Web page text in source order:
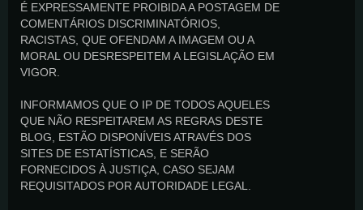
É EXPRESSAMENTE PROIBIDA A POSTAGEM DE
COMENTÁRIOS DISCRIMINATÓRIOS,
RACISTAS, QUE OFENDAM A IMAGEM OU A
MORAL OU DESRESPEITEM A LEGISLAÇÃO EM
VIGOR.
INFORMAMOS QUE O IP DE TODOS AQUELES
QUE NÃO RESPEITAREM AS REGRAS DESTE
BLOG, ESTÃO DISPONÍVEIS ATRAVÉS DOS
SITES DE ESTATÍSTICAS, E SERÃO
FORNECIDOS À JUSTIÇA, CASO SEJAM
REQUISITADOS POR AUTORIDADE LEGAL.